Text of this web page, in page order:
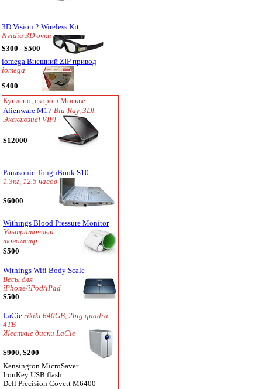
3D Vision 2 Wireless Kit
Nvidia 3D очки
$300 - $500
iomega Внешний ZIP привод
iomega
$400
Куплено, скоро в Москве:
Alienware M17 Blu-Ray, 3D!
Эксклюзив! VIP!
$12000
Panasonic ToughBook S10
1.3кг, 12.5 часов
$6000
Withings Blood Pressure Monitor
Ультраточный
тонометр.
$500
Withings Wifi Body Scale
Весы для
iPhone/iPod/iPad
$500
LaCie rikiki 640GB, 2big quadra
4TB
Жесткие диски LaCie
$900, $200
Kensington MicroSaver
IronKey USB flash
Dell Precision Covett M6400